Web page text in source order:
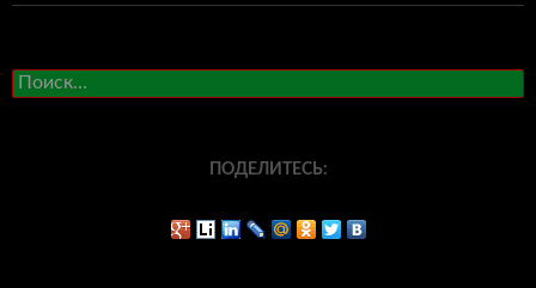
Найти:
ПОДЕЛИТЕСЬ: